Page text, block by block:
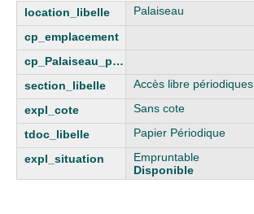
Palaiseau
Accès libre périodiques
Sans cote
Papier Périodique
Empruntable
Disponible